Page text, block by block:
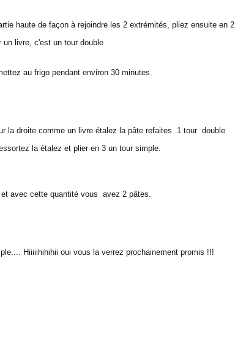
haute de façon à rejoindre les 2 extrémités, pliez ensuite en 2
un livre, c'est un tour double
au frigo pendant environ 30 minutes.
la droite comme un livre étalez la pâte refaites 1 tour double
la étalez et plier en 3 un tour simple.
avec cette quantité vous avez 2 pâtes.
Hiiiiihihihii oui vous la verrez prochainement promis !!!